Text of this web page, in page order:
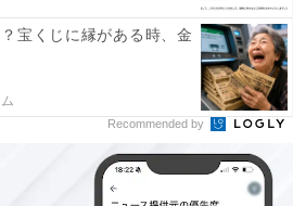
宝くじに縁がある時、金
Recommended by